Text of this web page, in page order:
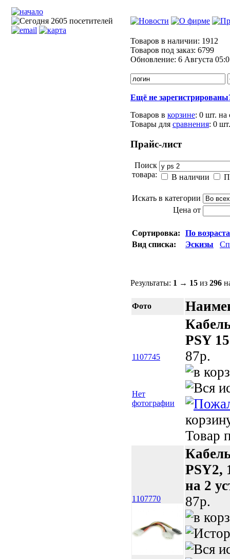
Товаров в наличии: 1912
Товаров под заказ: 6799
Обновление: 6 Августа
Ещё не
Товаров в корзине: 0 шт. на
Товары для сравнения: 0 шт.
Прайс-лист
Поиск
товара:
В наличии
Искать в категории
Цена от
Сортировка:
По
Вид списка:
Эскизы
Результаты: 1 → 15 из 296
Фото
1107745
Нет
фотографии
PSY
87p.
Товар
1107770
PSY2,
на 2
87p.